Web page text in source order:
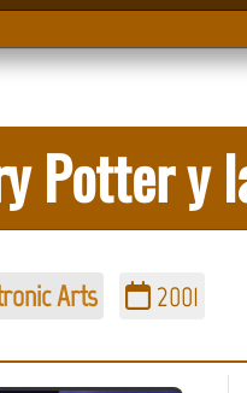
Potter y
Arts 2001